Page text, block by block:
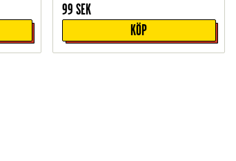
99 SEK
KÖP